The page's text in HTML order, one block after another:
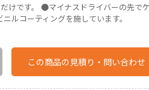
けです。 ●マイナスドライバーの先で
ルコーティングを施しています。
この商品の見積り・問い合わせ